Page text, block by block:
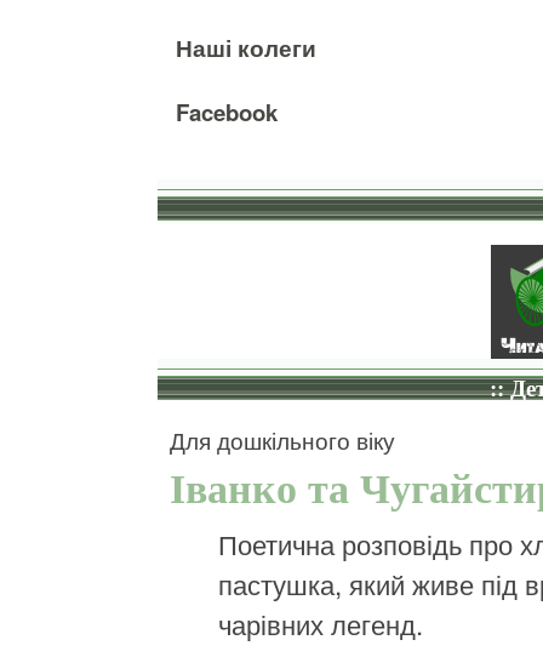
Наші колеги
Facebook
::
Для дошкільного віку
Іванко та
Поетична розповідь про
пастушка, який живе під
чарівних легенд.